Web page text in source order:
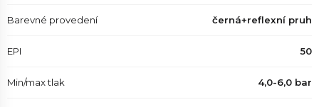
Barevné provedení černá+reflexní pruh
EPI 50
Min/max tlak 4,0-6,0 bar